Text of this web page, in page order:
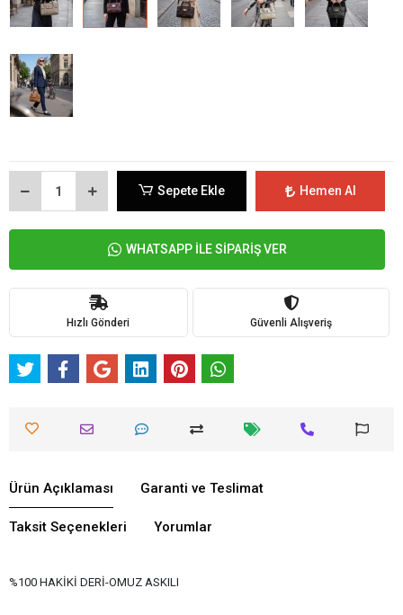
Sepete Ekle Hemen Al
WHATSAPP İLE SİPARİŞ VER
Hızlı Gönderi Güvenli Alışveriş
Ürün Açıklaması Garanti ve Teslimat
Taksit Seçenekleri Yorumlar
%100 HAKİKİ DERİ-OMUZ ASKILI